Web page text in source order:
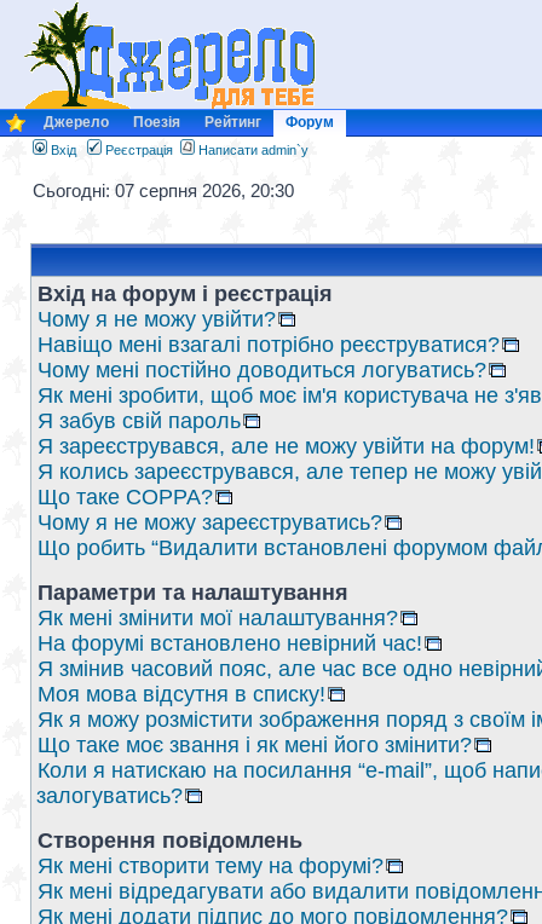
Джерело Поезія Рейтинг Форум
Вхід Реєстрація Написати admin`у
Сьогодні: 07 серпня 2026, 20:30
Вхід на форум і реєстрація
Чому я не можу увійти?
Навіщо мені взагалі потрібно реєструватися?
Чому мені постійно доводиться логуватись?
Як мені зробити, щоб моє ім'я користувача не
Я забув свій пароль
Я зареєструвався, але не можу увійти на форум!
Я колись зареєструвався, але тепер не можу
Що таке COPPA?
Чому я не можу зареєструватись?
Що робить “Видалити встановлені форумом
Параметри та налаштування
Як мені змінити мої налаштування?
На форумі встановлено невірний час!
Я змінив часовий пояс, але час все одно
Моя мова відсутня в списку!
Як я можу розмістити зображення поряд з своїм
Що таке моє звання і як мені його змінити?
Коли я натискаю на посилання “e-mail”, щоб
залогуватись?
Створення повідомлень
Як мені створити тему на форумі?
Як мені відредагувати або видалити
Як мені додати підпис до мого повідомлення?